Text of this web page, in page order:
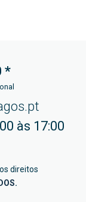
*
às 17:00
direitos
.